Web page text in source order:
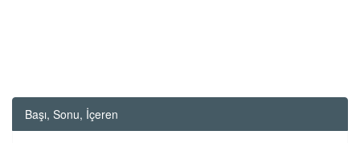
Başı, Sonu, İçeren